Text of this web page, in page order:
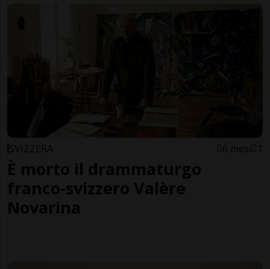
SVIZZERA 6 mesi 1
È morto il drammaturgo
franco-svizzero Valère
Novarina